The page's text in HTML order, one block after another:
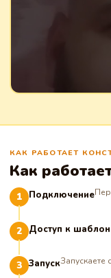
КАК РАБОТАЕТ
Как
Подключение
Доступ к
ЗапускЗапускаете